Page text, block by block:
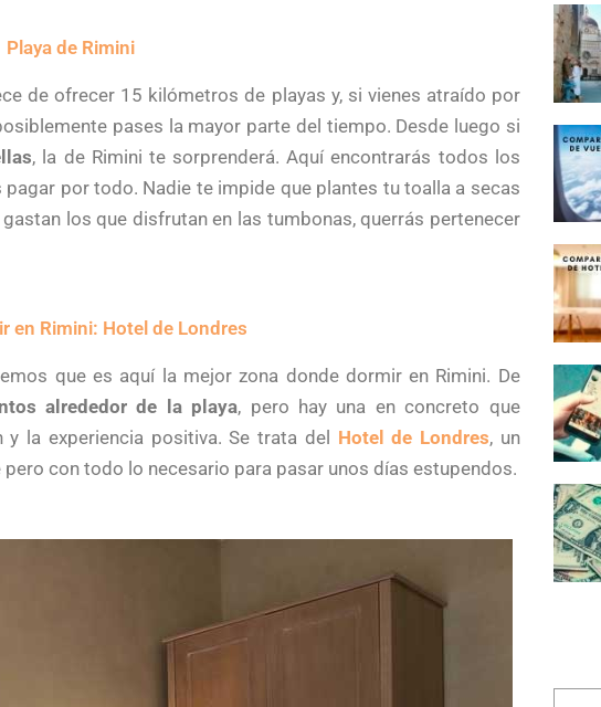
Playa de Rimini
de ofrecer 15 kilómetros de playas y, si vienes atraído por
pases la mayor parte del tiempo. Desde luego si
, la de Rimini te sorprenderá. Aquí encontrarás todos los
por todo. Nadie te impide que plantes tu toalla a secas
los que disfrutan en las tumbonas, querrás pertenecer
en Rimini: Hotel de Londres
que es aquí la mejor zona donde dormir en Rimini. De
alrededor de la playa, pero hay una en concreto que
la experiencia positiva. Se trata del Hotel de Londres, un
con todo lo necesario para pasar unos días estupendos.